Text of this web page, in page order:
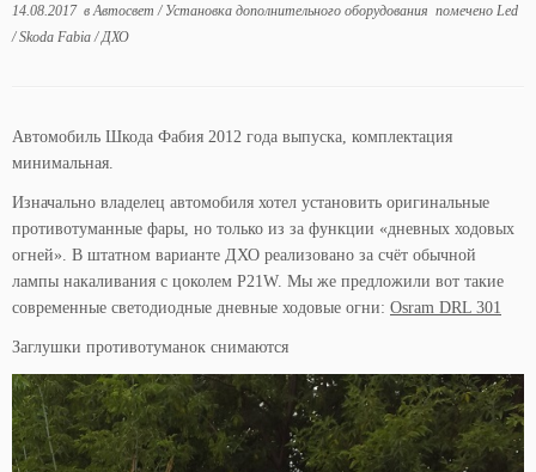
14.08.2017в Автосвет / Установка дополнительного оборудования помечено Led
/Skoda Fabia / ДХО
Автомобиль Шкода Фабия 2012 года выпуска, комплектация
минимальная.
Изначально владелец автомобиля хотел установить оригинальные
противотуманные фары, но только из за функции «дневных ходовых
огней». В штатном варианте ДХО реализовано за счёт обычной
лампы накаливания с цоколем P21W. Мы же предложили вот такие
современные светодиодные дневные ходовые огни: Osram DRL 301
Заглушки противотуманок снимаются